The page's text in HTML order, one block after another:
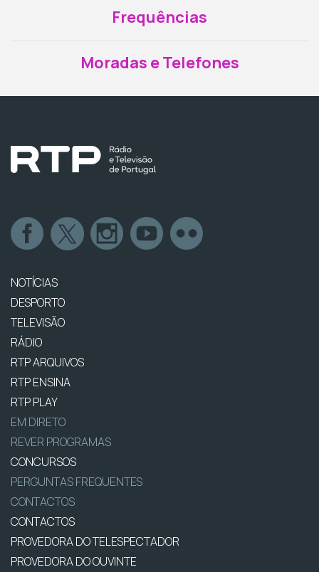
Frequências
Moradas e Telefones
NOTÍCIAS
DESPORTO
TELEVISÃO
RÁDIO
RTP ARQUIVOS
RTP ENSINA
RTP PLAY
EM DIRETO
REVER PROGRAMAS
CONCURSOS
PERGUNTAS FREQUENTES
CONTACTOS
CONTACTOS
PROVEDORA DO TELESPECTADOR
PROVEDORA DO OUVINTE